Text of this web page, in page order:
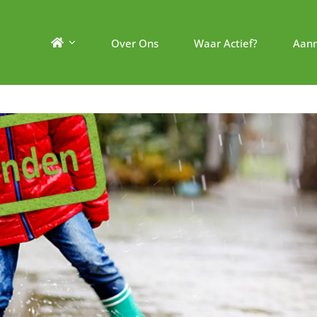
Over Ons Waar Actief?